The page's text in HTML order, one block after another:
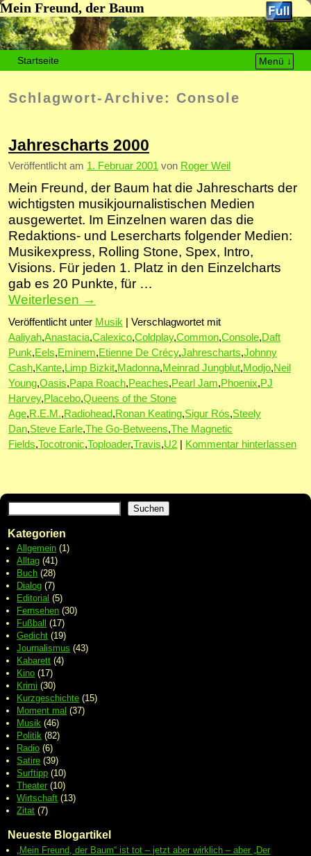
Mein Freund, der Baum
Startseite
Menü ↓
Schlagwort-Archive: Console
Jahrescharts 2000
Veröffentlicht am 1. Februar 2001 von Roger Weil
Mein Freund, der Baum hat die Jahrescharts der
wichtigsten musikjournalistischen Medien
ausgewertet. Im Einzelnen waren das die
Redaktions- und Lesercharts folgender Medien:
Musikexpress, Rolling Stone, Spex, Intro,
Visions. Für jeden 1. Platz in den Einzelcharts
gab es 20 Punkte, für …
Weiterlesen →
Veröffentlicht unter Musik
Verschlagwortet mit
Aaliyah,Anastacia,Calexico,Coldplay,Common,Console,Daft
Punk,Eels,Eminem,Etienne De Crécy,Jahrescharts,Johnny
Cash,Kante, Limp Bizkit,Madonna,Meinrad Jungblut,Modjo,Neil
Young,Oasis,Papa Roach,Peaches,Pearl Jam,Phoenix,PJ
Harvey,Placebo,Queens of the Stone
Age,R.E.M.,Radiohead,Ronan Keating,Sigur Rós,Steely
Dan,Steve Earle,The Go-Betweens,The Magnetic
Fields,Tocotronic,Toploader,Travis,U2 Kommentar hinterlassen
Suchen
Kategorien
Allgemein (1)
Alltag (41)
Buch (28)
Dialog (7)
Editorial (5)
Fernsehen (30)
Fußball (17)
Gedicht (19)
Journalismus (43)
Kabarett (4)
Kino (17)
Krimi (30)
Kurzgeschichte (15)
Moment mal (37)
Musik (46)
Politik (82)
Radio (6)
Satire (39)
Surftipp (10)
Theater (10)
Wirtschaft (13)
Zitat (7)
Neueste Blogartikel
„Mein Freund, der Baum“ ist tot – jetzt aber wirklich – aber „Der